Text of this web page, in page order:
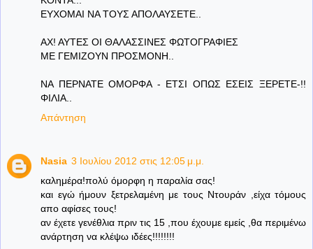
ΕΥΧΟΜΑΙ ΝΑ ΤΟΥΣ ΑΠΟΛΑΥΣΕΤΕ..
ΑΧ! ΑΥΤΕΣ ΟΙ ΘΑΛΑΣΣΙΝΕΣ ΦΩΤΟΓΡΑΦΙΕΣ
ΜΕ ΓΕΜΙΖΟΥΝ ΠΡΟΣΜΟΝΗ..
ΝΑ ΠΕΡΝΑΤΕ ΟΜΟΡΦΑ - ΕΤΣΙ ΟΠΩΣ ΕΣΕΙΣ ΞΕΡΕΤΕ-!!
ΦΙΛΙΑ..
Απάντηση
Nasia 3 Ιουλίου 2012 στις 12:05 μ.μ.
καλημέρα!πολύ όμορφη η παραλία σας!
και εγώ ήμουν ξετρελαμένη με τους Ντουράν ,είχα τόμους
απο αφίσες τους!
αν έχετε γενέθλια πριν τις 15 ,που έχουμε εμείς ,θα περιμένω
ανάρτηση να κλέψω ιδέες!!!!!!!!